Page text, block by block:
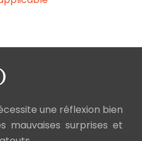
une réflexion bien
mauvaises surprises et